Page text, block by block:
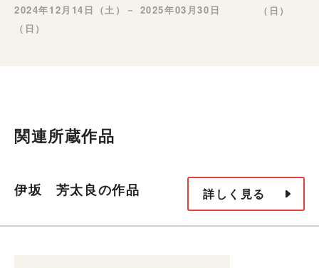
2024年12月14日（土）－ 2025年03月30日
（日）
（日）
関連所蔵作品
伊坂 芳太良の作品 詳しく見る